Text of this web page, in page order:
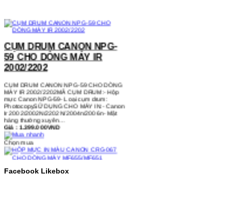
CỤM DRUM CANON NPG-
2002/2202
CỤM DRUM CANON NPG-59 CHO DÒNG
MÁY IR 2002/2202MÃ CỤM DRUM:- Hộp
mực Canon NPG-59- Loại cụm drum:
PhotocopySỬ DỤNG CHO MÁY IN:- Canon
Ir 2002/2002N/2202N/2004n/2006n- Mặt
hàng thường xuyên…
Giá : 1.399.000VND
Chọn mua
HỘP MỰC IN MÀU CANON
CRG-067 CHO DÒNG MÁY
Facebook Likebox